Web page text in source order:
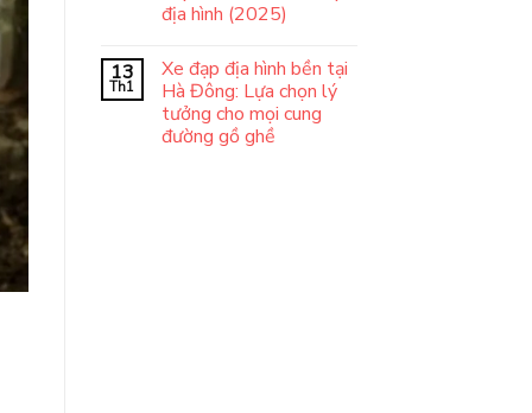
địa hình (2025)
13
Th1
Xe đạp địa hình bền tại
Hà Đông: Lựa chọn lý
tưởng cho mọi cung
đường gồ ghề